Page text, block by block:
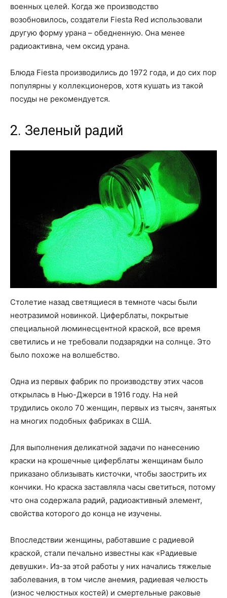
военных целей. Когда же производство
возобновилось, создатели Fiesta Red использовали
другую форму урана – обедненную. Она менее
радиоактивна, чем оксид урана.
Блюда Fiesta производились до 1972 года, и до сих пор
популярны у коллекционеров, хотя кушать из такой
посуды не рекомендуется.
2. Зеленый радий
Столетие назад светящиеся в темноте часы были
неотразимой новинкой. Циферблаты, покрытые
специальной люминесцентной краской, все время
светились и не требовали подзарядки на солнце. Это
было похоже на волшебство.
Одна из первых фабрик по производству этих часов
открылась в Нью-Джерси в 1916 году. На ней
трудились около 70 женщин, первых из тысяч, занятых
на многих подобных фабриках в США.
Для выполнения деликатной задачи по нанесению
краски на крошечные циферблаты женщинам было
приказано облизывать кисточки, чтобы заострить их
кончики. Но краска заставляла часы светиться, потому
что она содержала радий, радиоактивный элемент,
свойства которого до конца не изучены.
Впоследствии женщины, работавшие с радиевой
краской, стали печально известны как «Радиевые
девушки». Из-за этой работы у них начались тяжелые
заболевания, в том числе анемия, радиевая челюсть
(износ челюстных костей) и смертельные раковые